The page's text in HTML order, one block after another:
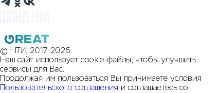
© НТИ, 2017-2026
Наш сайт использует cookie-файлы, чтобы улучшить
сервисы для Вас.
Продолжая им пользоваться Вы принимаете условия
Пользовательского соглашения и соглашаетесь со